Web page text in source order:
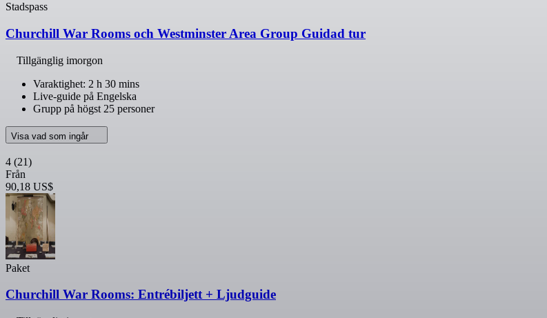
Stadspass
Churchill War Rooms och Westminster Area Group Guidad tur
Tillgänglig imorgon
Varaktighet: 2 h 30 mins
Live-guide på Engelska
Grupp på högst 25 personer
Visa vad som ingår
4 (21)
Från
90,18 US$
Paket
Churchill War Rooms: Entrébiljett + Ljudguide